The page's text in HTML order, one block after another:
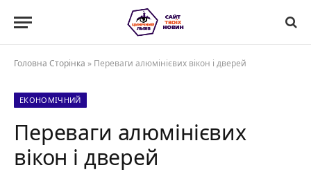
Головна Сторінка » Переваги алюмінієвих вікон і дверей
ЕКОНОМІЧНИЙ
Переваги алюмінієвих
вікон і дверей